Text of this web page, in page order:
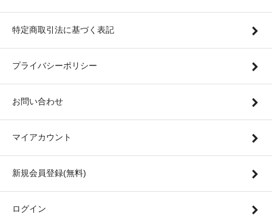
特定商取引法に基づく表記
プライバシーポリシー
お問い合わせ
マイアカウント
新規会員登録(無料)
ログイン